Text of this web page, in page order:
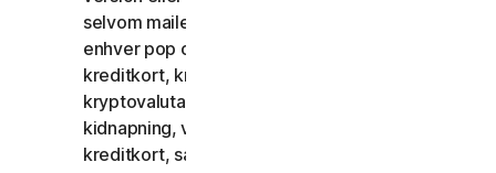
selvom mailen dirigeres via tredjepartsservere,
enhver pop op-aktivering, brug af stjålne
kreditkort, kreditkortsvindel, økonomisk svig,
kryptovalutabedrageri, cloaking, afpresning,
kidnapning, voldtægt, mord, salg af stjålne
kreditkort, salg af stjålne varer, tilbud eller salg